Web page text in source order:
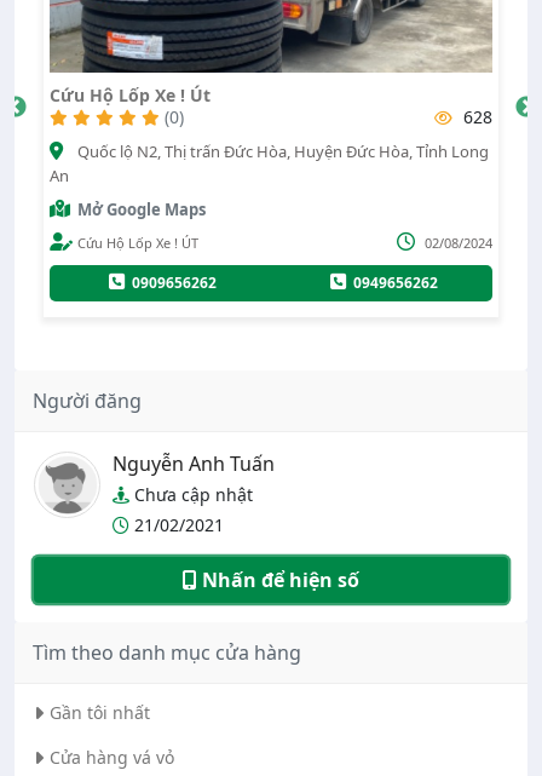
Đức Hòa, Huyện Đức Hòa, Tỉnh Long
0949656262
(0)
132 Huỳnh Văn Tạo,
Administrator
Người đăng
Nguyễn Anh Tuấn
Chưa cập nhật
21/02/2021
Nhấn để hiện số
Tìm theo danh mục cửa hàng
Gần tôi nhất
Cửa hàng vá vỏ